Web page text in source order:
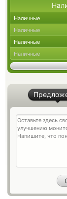
Наличные
Наличные
Наличные
Наличные